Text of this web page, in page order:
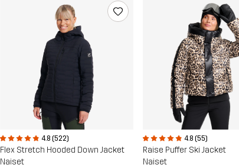
4.8 (522)
Flex Stretch Hooded Down Jacket
Naiset
4.8 (55)
Raise Puffer Ski Jacket
Naiset